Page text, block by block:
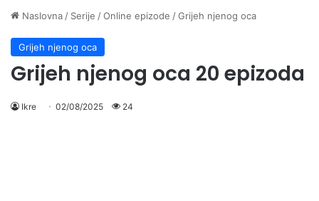
Naslovna / Serije /Online epizode /Grijeh njenog oca
Grijeh njenog oca
Grijeh njenog oca 20 epizoda
Ikre 02/08/2025 24